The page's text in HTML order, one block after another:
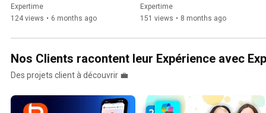
Job'time Nadia
Expertime
124 views • 6 months ago
Rapide grâce à la Power
Platform | Jobtime Aimen
Expertime
151 views • 8 months ago
Nos Clients racontent leur Expérience avec
Des projets client à découvrir 💼